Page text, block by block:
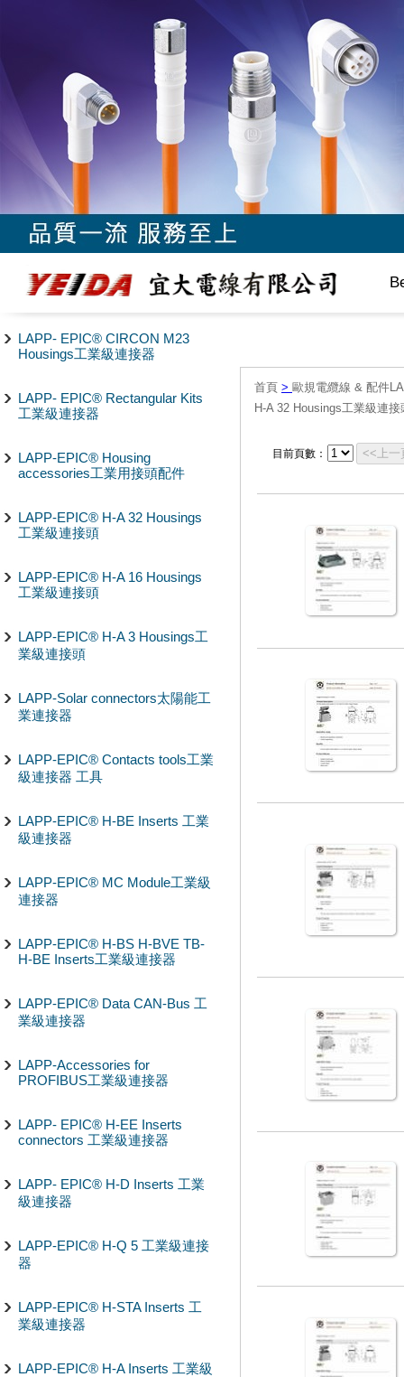
LAPP- EPIC® CIRCON M23
Housings工業級連接器
LAPP- EPIC® Rectangular Kits
工業級連接器
LAPP-EPIC® Housing
accessories工業用接頭配件
LAPP-EPIC® H-A 32 Housings
工業級連接頭
LAPP-EPIC® H-A 16 Housings
工業級連接頭
LAPP-EPIC® H-A 3 Housings工
業級連接頭
LAPP-Solar connectors太陽能工
業連接器
LAPP-EPIC® Contacts tools工業
級連接器 工具
LAPP-EPIC® H-BE Inserts 工業
級連接器
LAPP-EPIC® MC Module工業級
連接器
LAPP-EPIC® H-BS H-BVE TB-
H-BE Inserts工業級連接器
LAPP-EPIC® Data CAN-Bus 工
業級連接器
LAPP-Accessories for
PROFIBUS工業級連接器
LAPP- EPIC® H-EE Inserts
connectors 工業級連接器
LAPP- EPIC® H-D Inserts 工業
級連接器
LAPP-EPIC® H-Q 5 工業級連接
器
LAPP-EPIC® H-STA Inserts 工
業級連接器
LAPP-EPIC® H-A Inserts 工業級
首頁 > 歐規電纜線 & 配件
H-A 32 Housings工業級連接
目前頁數： <<上一